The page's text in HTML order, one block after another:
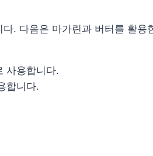
. 다음은 마가린과 버터를 활용
사용합니다.
합니다.